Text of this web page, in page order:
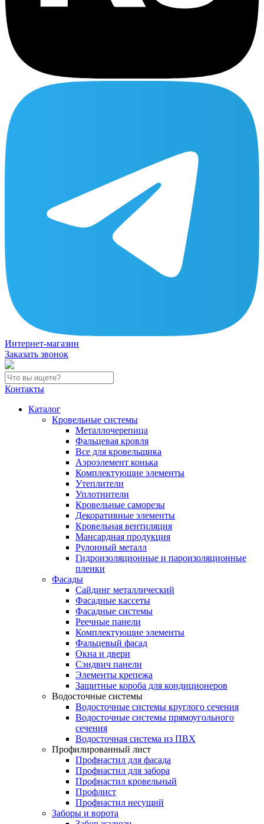
Интернет-магазин
Заказать звонок
Контакты
Каталог
Кровельные системы
Металлочерепица
Фальцевая кровля
Все для кровельщика
Аэроэлемент конька
Комплектующие элементы
Утеплители
Уплотнители
Кровельные саморезы
Декоративные элементы
Кровельная вентиляция
Мансардная продукция
Рулонный металл
Гидроизоляционные и пароизоляционные
пленки
Фасады
Сайдинг металлический
Фасадные кассеты
Фасадные системы
Реечные панели
Комплектующие элементы
Фальцевый фасад
Окна и двери
Сэндвич панели
Элементы крепежа
Защитные короба для кондиционеров
Водосточные системы
Водосточные системы круглого сечения
Водосточные системы прямоугольного
сечения
Водосточная система из ПВХ
Профилированный лист
Профнастил для фасада
Профнастил для забора
Профнастил кровельный
Профлист
Профнастил несущий
Заборы и ворота